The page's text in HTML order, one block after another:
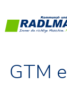
springen
GTM
nach: